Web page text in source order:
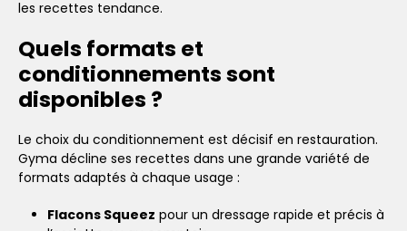
les recettes tendance.
Quels formats et
conditionnements sont
disponibles ?
Le choix du conditionnement est décisif en restauration.
Gyma décline ses recettes dans une grande variété de
formats adaptés à chaque usage :
Flacons Squeez pour un dressage rapide et précis à